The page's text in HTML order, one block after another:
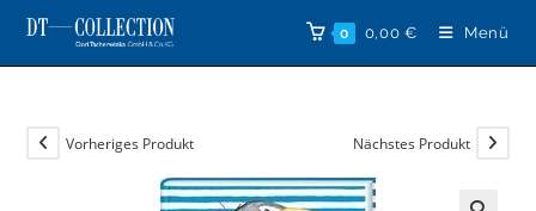
Zum
Inhalt
springen
0 0,00 € Menü
Vorheriges Produkt Nächstes Produkt